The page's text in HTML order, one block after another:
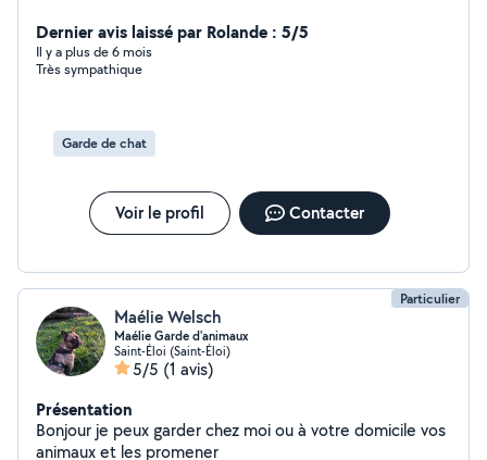
Dernier avis laissé par Rolande : 5/5
Il y a plus de 6 mois
Très sympathique
Garde de chat
Voir le profil Contacter
Particulier
Maélie Welsch
Maélie Garde d'animaux
Saint-Éloi (Saint-Éloi)
5/5 (1 avis)
Présentation
Bonjour je peux garder chez moi ou à votre domicile vos
animaux et les promener